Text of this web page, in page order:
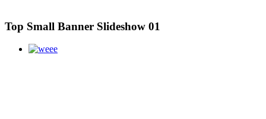
Top Small Banner Slideshow 01